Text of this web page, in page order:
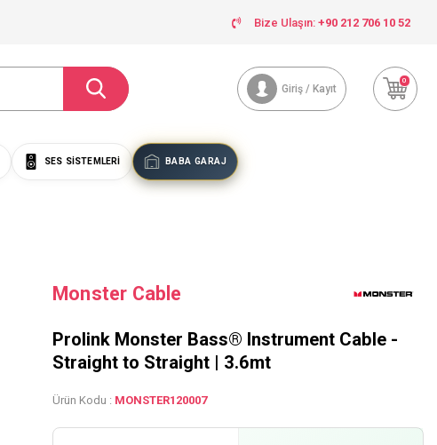
Bize Ulaşın: +90 212 706 10 52
Giriş / Kayıt
0
SES SISTEMLERI BABA GARAJ
Monster Cable
Prolink Monster Bass® Instrument Cable -
Straight to Straight | 3.6mt
Ürün Kodu : MONSTER120007